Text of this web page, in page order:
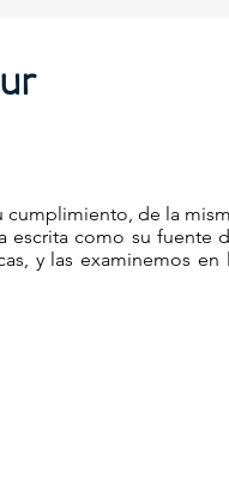
cumplimiento, de la
escrita como su fuente
y las examinemos en